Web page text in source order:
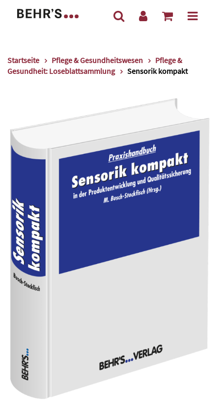
Startseite Pflege & Gesundheitswesen
Pflege &
Gesundheit: Loseblattsammlung
Sensorik kompakt